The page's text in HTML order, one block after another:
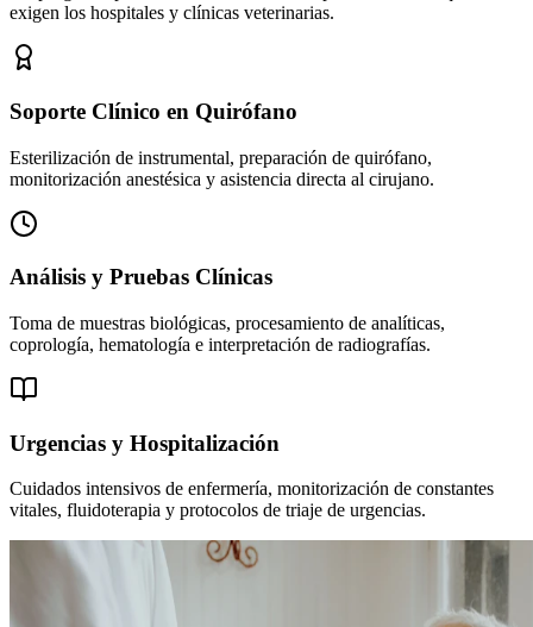
exigen los hospitales y clínicas veterinarias.
Soporte Clínico en Quirófano
Esterilización de instrumental, preparación de quirófano,
monitorización anestésica y asistencia directa al cirujano.
Análisis y Pruebas Clínicas
Toma de muestras biológicas, procesamiento de analíticas,
coprología, hematología e interpretación de radiografías.
Urgencias y Hospitalización
Cuidados intensivos de enfermería, monitorización de constantes
vitales, fluidoterapia y protocolos de triaje de urgencias.